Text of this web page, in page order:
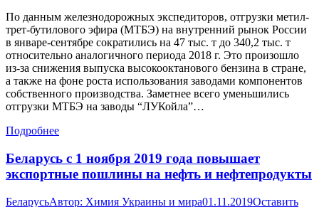
По данным железнодорожных экспедиторов, отгрузки метил-
трет-бутилового эфира (МТБЭ) на внутренний рынок России
в январе-сентябре сократились на 47 тыс. т до 340,2 тыс. т
относительно аналогичного периода 2018 г. Это произошло
из-за снижения выпуска высокооктанового бензина в стране,
а также на фоне роста использования заводами компонентов
собственного производства. Заметнее всего уменьшились
отгрузки МТБЭ на заводы “ЛУКойла”…
Подробнее
Беларусь с 1 ноября 2019 года повышает
экспортные пошлины на нефть и нефтепродукты
БеларусьАвтор: Химия Украины и мира01.11.2019Оставить